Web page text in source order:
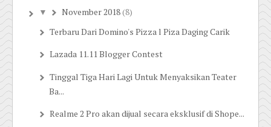
▼ November 2018(8)
Terbaru Dari Domino's Pizza l Piza Daging Carik
Lazada 11.11 Blogger Contest
Tinggal Tiga Hari Lagi Untuk Menyaksikan Teater
Ba...
Realme 2 Pro akan dijual secara eksklusif di Shope...